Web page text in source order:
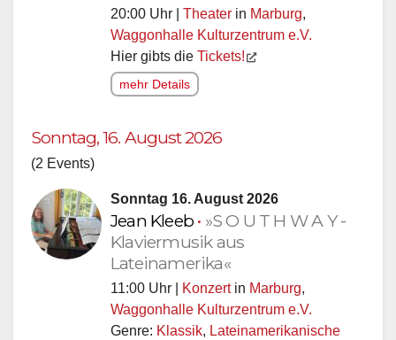
20:00 Uhr | Theater in Marburg,
Waggonhalle Kulturzentrum e.V.
Hier gibts die Tickets!
mehr Details
Sonntag, 16. August 2026
(2 Events)
Sonntag 16. August 2026
Jean Kleeb • »S O U T H W A Y -
Klaviermusik aus
Lateinamerika«
11:00 Uhr | Konzertin Marburg,
Waggonhalle Kulturzentrum e.V.
Genre: Klassik, Lateinamerikanische